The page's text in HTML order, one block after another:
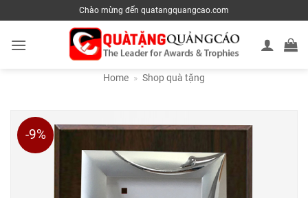
to
content
Chào mừng đến quatangquangcao.com
Home » Shop quà tặng
-9%